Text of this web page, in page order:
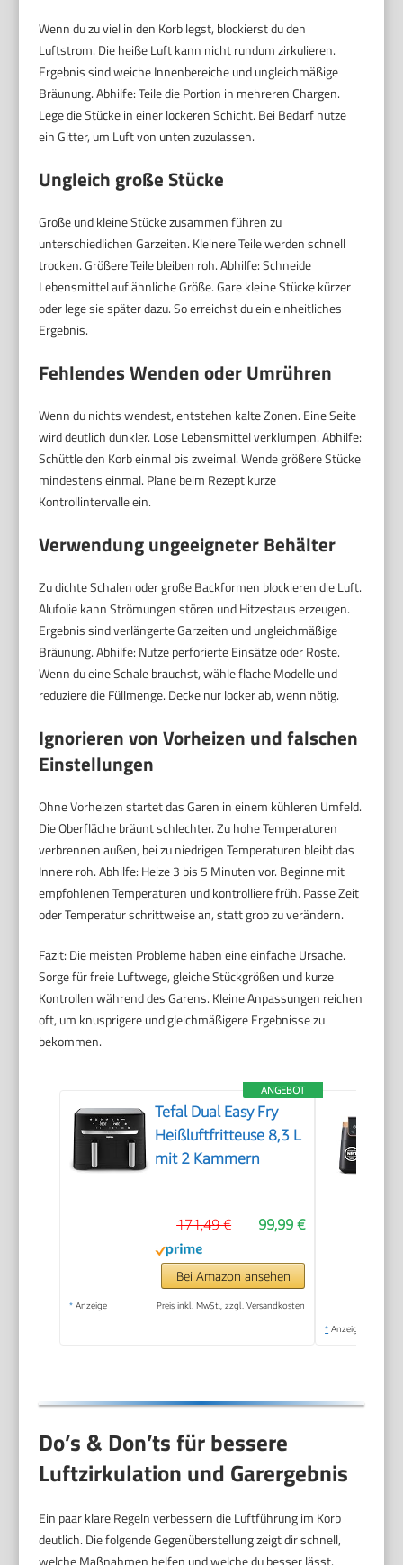
Wenn du zu viel in den Korb legst, blockierst du den
Luftstrom. Die heiße Luft kann nicht rundum zirkulieren.
Ergebnis sind weiche Innenbereiche und ungleichmäßige
Bräunung. Abhilfe: Teile die Portion in mehreren Chargen.
Lege die Stücke in einer lockeren Schicht. Bei Bedarf nutze
ein Gitter, um Luft von unten zuzulassen.
Ungleich große Stücke
Große und kleine Stücke zusammen führen zu
unterschiedlichen Garzeiten. Kleinere Teile werden schnell
trocken. Größere Teile bleiben roh. Abhilfe: Schneide
Lebensmittel auf ähnliche Größe. Gare kleine Stücke kürzer
oder lege sie später dazu. So erreichst du ein einheitliches
Ergebnis.
Fehlendes Wenden oder Umrühren
Wenn du nichts wendest, entstehen kalte Zonen. Eine Seite
wird deutlich dunkler. Lose Lebensmittel verklumpen. Abhilfe:
Schüttle den Korb einmal bis zweimal. Wende größere Stücke
mindestens einmal. Plane beim Rezept kurze
Kontrollintervalle ein.
Verwendung ungeeigneter Behälter
Zu dichte Schalen oder große Backformen blockieren die Luft.
Alufolie kann Strömungen stören und Hitzestaus erzeugen.
Ergebnis sind verlängerte Garzeiten und ungleichmäßige
Bräunung. Abhilfe: Nutze perforierte Einsätze oder Roste.
Wenn du eine Schale brauchst, wähle flache Modelle und
reduziere die Füllmenge. Decke nur locker ab, wenn nötig.
Ignorieren von Vorheizen und falschen
Einstellungen
Ohne Vorheizen startet das Garen in einem kühleren Umfeld.
Die Oberfläche bräunt schlechter. Zu hohe Temperaturen
verbrennen außen, bei zu niedrigen Temperaturen bleibt das
Innere roh. Abhilfe: Heize 3 bis 5 Minuten vor. Beginne mit
empfohlenen Temperaturen und kontrolliere früh. Passe Zeit
oder Temperatur schrittweise an, statt grob zu verändern.
Fazit: Die meisten Probleme haben eine einfache Ursache.
Sorge für freie Luftwege, gleiche Stückgrößen und kurze
Kontrollen während des Garens. Kleine Anpassungen reichen
oft, um knusprigere und gleichmäßigere Ergebnisse zu
bekommen.
ANGEBOT
Tefal Dual Easy Fry
Heißluftfritteuse 8,3 L
mit 2 Kammern
99,99 €
171,49 €
Bei Amazon ansehen
* Anzeige Preis inkl. MwSt., zzgl. Versandkosten
* Anzeige
Do’s & Don’ts für bessere
Luftzirkulation und Garergebnis
Ein paar klare Regeln verbessern die Luftführung im Korb
deutlich. Die folgende Gegenüberstellung zeigt dir schnell,
welche Maßnahmen helfen und welche du besser lässt.